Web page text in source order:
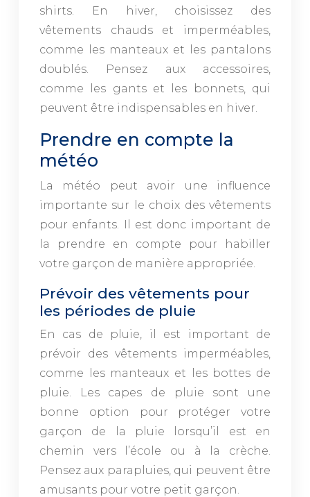
shirts. En hiver, choisissez des
vêtements chauds et imperméables,
comme les manteaux et les pantalons
doublés. Pensez aux accessoires,
comme les gants et les bonnets, qui
peuvent être indispensables en hiver.
Prendre en compte la
météo
La météo peut avoir une influence
importante sur le choix des vêtements
pour enfants. Il est donc important de
la prendre en compte pour habiller
votre garçon de manière appropriée.
Prévoir des vêtements pour
les périodes de pluie
En cas de pluie, il est important de
prévoir des vêtements imperméables,
comme les manteaux et les bottes de
pluie. Les capes de pluie sont une
bonne option pour protéger votre
garçon de la pluie lorsqu’il est en
chemin vers l’école ou à la crèche.
Pensez aux parapluies, qui peuvent être
amusants pour votre petit garçon.